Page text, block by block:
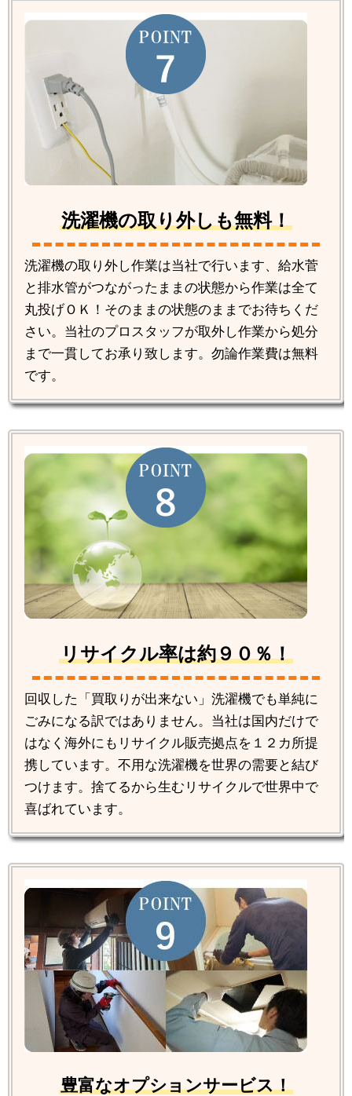
洗濯機の取り外しも無料！
洗濯機の取り外し作業は当社で行います、給水菅
と排水管がつながったままの状態から作業は全て
丸投げＯＫ！そのままの状態のままでお待ちくだ
さい。当社のプロスタッフが取外し作業から処分
まで一貫してお承り致します。勿論作業費は無料
です。
リサイクル率は約９０％！
回収した「買取りが出来ない」洗濯機でも単純に
ごみになる訳ではありません。当社は国内だけで
はなく海外にもリサイクル販売拠点を１２カ所提
携しています。不用な洗濯機を世界の需要と結び
つけます。捨てるから生むリサイクルで世界中で
喜ばれています。
豊富なオプションサービス！